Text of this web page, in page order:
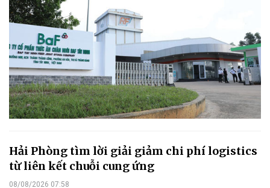
Hải Phòng tìm lời giải giảm chi phí logistics
từ liên kết chuỗi cung ứng
08/08/2026 07:58